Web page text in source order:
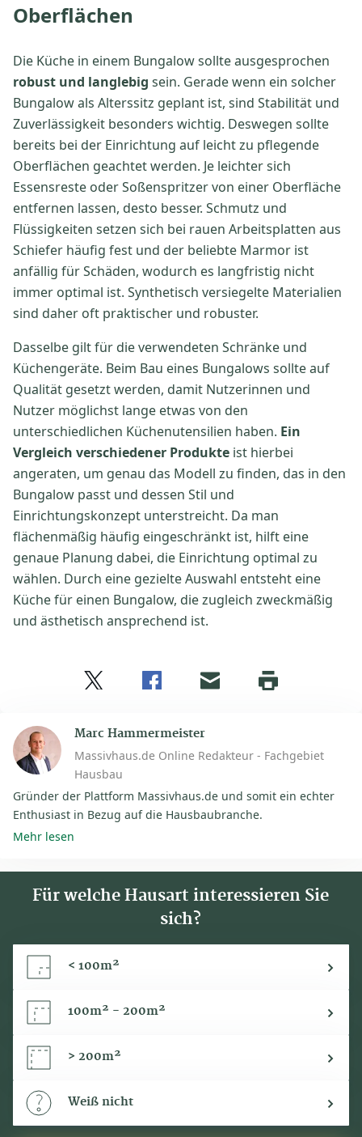
Oberflächen
Die Küche in einem Bungalow sollte ausgesprochen
robust und langlebig sein. Gerade wenn ein solcher
Bungalow als Alterssitz geplant ist, sind Stabilität und
Zuverlässigkeit besonders wichtig. Deswegen sollte
bereits bei der Einrichtung auf leicht zu pflegende
Oberflächen geachtet werden. Je leichter sich
Essensreste oder Soßenspritzer von einer Oberfläche
entfernen lassen, desto besser. Schmutz und
Flüssigkeiten setzen sich bei rauen Arbeitsplatten aus
Schiefer häufig fest und der beliebte Marmor ist
anfällig für Schäden, wodurch es langfristig nicht
immer optimal ist. Synthetisch versiegelte Materialien
sind daher oft praktischer und robuster.
Dasselbe gilt für die verwendeten Schränke und
Küchengeräte. Beim Bau eines Bungalows sollte auf
Qualität gesetzt werden, damit Nutzerinnen und
Nutzer möglichst lange etwas von den
unterschiedlichen Küchenutensilien haben. Ein
Vergleich verschiedener Produkte ist hierbei
angeraten, um genau das Modell zu finden, das in den
Bungalow passt und dessen Stil und
Einrichtungskonzept unterstreicht. Da man
flächenmäßig häufig eingeschränkt ist, hilft eine
genaue Planung dabei, die Einrichtung optimal zu
wählen. Durch eine gezielte Auswahl entsteht eine
Küche für einen Bungalow, die zugleich zweckmäßig
und ästhetisch ansprechend ist.
Marc Hammermeister
Massivhaus.de Online Redakteur - Fachgebiet
Hausbau
Gründer der Plattform Massivhaus.de und somit ein echter
Enthusiast in Bezug auf die Hausbaubranche.
Mehr lesen
Für welche Hausart interessieren Sie
sich?
< 100m²
100m² - 200m²
> 200m²
Weiß nicht